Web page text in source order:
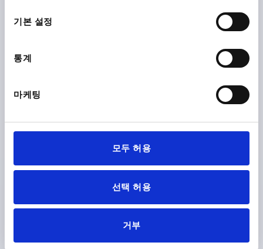
기본 설정
통계
마케팅
모두 허용
선택 허용
거부
제품 상세 정보
CAD
다운로드
다른 고객들도 다음 제품을 구매하였습니